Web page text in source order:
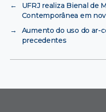
←
UFRJ realiza Bienal de
Contemporânea em
→
Aumento do uso do ar-
precedentes